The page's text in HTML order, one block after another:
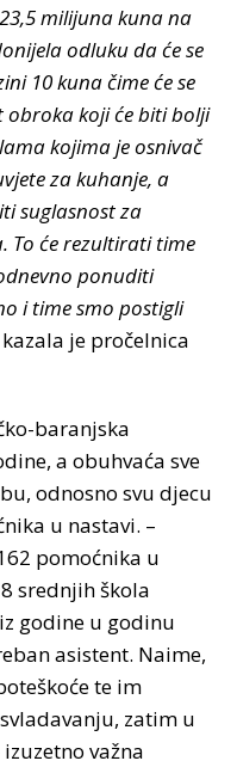
milijuna kuna na
odluku da će se
10 kuna čime će se
koji će biti bolji
kojima je osnivač
za kuhanje, a
suglasnost za
To će rezultirati time
ponuditi
i time smo postigli
kazala je pročelnica
baranjska
a obuhvaća sve
odnosno svu djecu
u nastavi. –
pomoćnika u
srednjih škola
godine u godinu
asistent. Naime,
te im
zatim u
važna